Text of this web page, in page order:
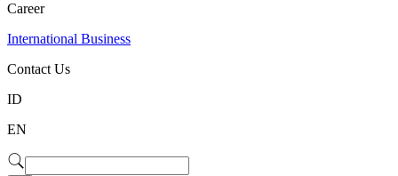
Career
International Business
Contact Us
ID
EN